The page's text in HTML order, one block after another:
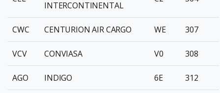
INTERCONTINENTAL
CWC CENTURION AIR CARGO WE 307
VCV CONVIASA V0 308
AGO INDIGO 6E 312